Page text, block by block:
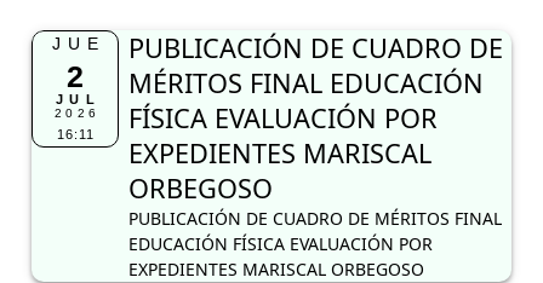
JUE
2
JUL
2026
16:11
PUBLICACIÓN DE CUADRO DE
MÉRITOS FINAL EDUCACIÓN
FÍSICA EVALUACIÓN POR
EXPEDIENTES MARISCAL
ORBEGOSO
PUBLICACIÓN DE CUADRO DE MÉRITOS FINAL
EDUCACIÓN FÍSICA EVALUACIÓN POR
EXPEDIENTES MARISCAL ORBEGOSO